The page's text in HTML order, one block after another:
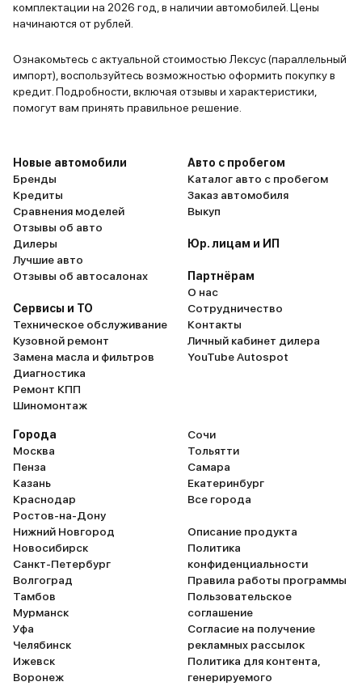
комплектации на 2026 год, в наличии автомобилей. Цены
начинаются от рублей.
Ознакомьтесь с актуальной стоимостью Лексус (параллельный
импорт), воспользуйтесь возможностью оформить покупку в
кредит. Подробности, включая отзывы и характеристики,
помогут вам принять правильное решение.
Новые автомобили
Бренды
Кредиты
Сравнения моделей
Отзывы об авто
Дилеры
Лучшие авто
Отзывы об автосалонах
Сервисы и ТО
Техническое обслуживание
Кузовной ремонт
Замена масла и фильтров
Диагностика
Ремонт КПП
Шиномонтаж
Авто с пробегом
Каталог авто с пробегом
Заказ автомобиля
Выкуп
Юр. лицам и ИП
Партнёрам
О нас
Сотрудничество
Контакты
Личный кабинет дилера
YouTube Autospot
Города
Москва
Пенза
Казань
Краснодар
Ростов-на-Дону
Нижний Новгород
Новосибирск
Санкт-Петербург
Волгоград
Тамбов
Мурманск
Уфа
Челябинск
Ижевск
Воронеж
Сочи
Тольятти
Самара
Екатеринбург
Все города
Описание продукта
Политика
конфиденциальности
Правила работы программы
Пользовательское
соглашение
Согласие на получение
рекламных рассылок
Политика для контента,
генерируемого